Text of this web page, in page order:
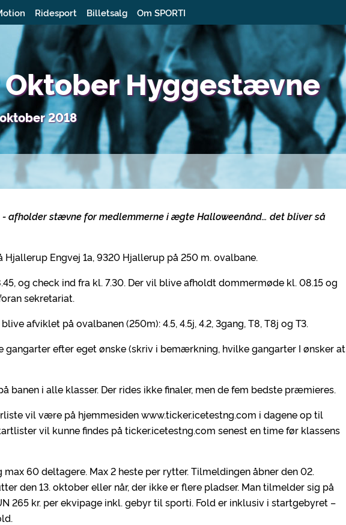
Ridesport Billetsalg Om SPORTI
Hyggestævne
2018
afholder stævne for medlemmerne i ægte Halloweenånd… det bliver så
Engvej 1a, 9320 Hjallerup på 250 m. ovalbane.
og check ind fra kl. 7.30. Der vil blive afholdt dommermøde kl. 08.15 og
sekretariat.
afviklet på ovalbanen (250m): 4.5, 4.5j, 4.2, 3gang, T8, T8j og T3.
gangarter efter eget ønske (skriv i bemærkning, hvilke gangarter I ønsker at
banen i alle klasser. Der rides ikke finaler, men de fem bedste præmieres.
vil være på hjemmesiden www.ticker.icetestng.com i dagene op til
vil kunne findes på ticker.icetestng.com senest en time før klassens
max 60 deltagere. Max 2 heste per rytter. Tilmeldingen åbner den 02.
den 13. oktober eller når, der ikke er flere pladser. Man tilmelder sig på
265 kr. per ekvipage inkl. gebyr til sporti. Fold er inklusiv i startgebyret –